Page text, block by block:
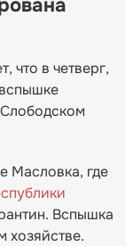
что в четверг,
Масловка, где
Вспышка